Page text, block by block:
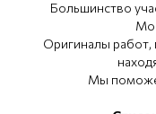
Большинство
Оригиналы работ,
Мы